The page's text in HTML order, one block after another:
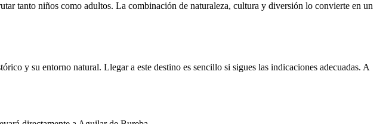
tanto niños como adultos. La combinación de naturaleza, cultura y diversión lo convierte en un
y su entorno natural. Llegar a este destino es sencillo si sigues las indicaciones adecuadas. A